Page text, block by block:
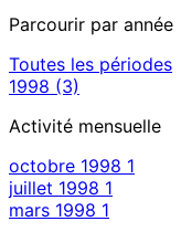
Parcourir par année
Toutes les périodes
1998 (3)
Activité mensuelle
octobre 1998 1
juillet 1998 1
mars 1998 1